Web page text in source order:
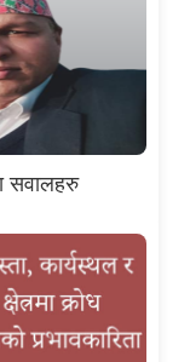
सवालहरु